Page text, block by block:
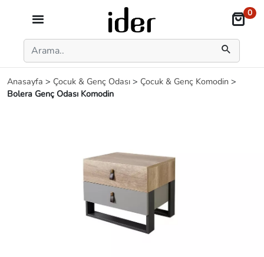
0
Anasayfa > Çocuk & Genç Odası > Çocuk & Genç Komodin >
Bolera Genç Odası Komodin